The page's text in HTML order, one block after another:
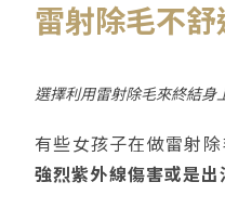
雷射除毛不舒
選擇利用雷射除毛來終結身
有些女孩子在做雷射
強烈紫外線傷害或是